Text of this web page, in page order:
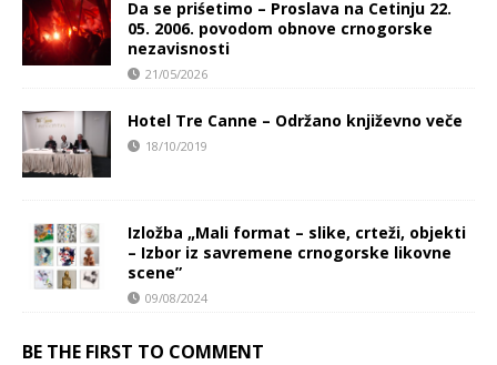
Da se priśetimo – Proslava na Cetinju 22.
05. 2006. povodom obnove crnogorske
nezavisnosti
21/05/2026
Hotel Tre Canne – Održano književno veče
18/10/2019
Izložba „Mali format – slike, crteži, objekti
– Izbor iz savremene crnogorske likovne
scene”
09/08/2024
BE THE FIRST TO COMMENT